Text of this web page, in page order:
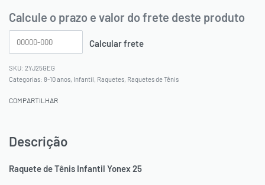
Calcule o prazo e valor do frete deste produto
2YJ25GEG
Categorias: 8-10 anos Infantil Raquetes Raquetes de Tênis
COMPARTILHAR
Descrição
Raquete de Tênis Infantil Yonex 25
PAGUE VIA PIX, COM *10% OFF
SEU CARTÃO